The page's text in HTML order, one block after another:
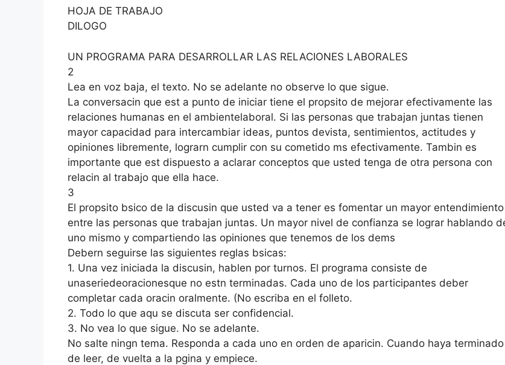
HOJA DE TRABAJO
DILOGO
UN PROGRAMA PARA DESARROLLAR LAS RELACIONES LABORALES
2
Lea en voz baja, el texto. No se adelante no observe lo que sigue.
La conversacin que est a punto de iniciar tiene el propsito de mejorar efectivamente las
relaciones humanas en el ambientelaboral. Si las personas que trabajan juntas tienen
mayor capacidad para intercambiar ideas, puntos devista, sentimientos, actitudes y
opiniones libremente, lograrn cumplir con su cometido ms efectivamente. Tambin es
importante que est dispuesto a aclarar conceptos que usted tenga de otra persona con
relacin al trabajo que ella hace.
3
El propsito bsico de la discusin que usted va a tener es fomentar un mayor entendimiento
entre las personas que trabajan juntas. Un mayor nivel de confianza se lograr hablando
uno mismo y compartiendo las opiniones que tenemos de los dems
Debern seguirse las siguientes reglas bsicas:
1. Una vez iniciada la discusin, hablen por turnos. El programa consiste de
unaseriedeoracionesque no estn terminadas. Cada uno de los participantes deber
completar cada oracin oralmente. (No escriba en el folleto.
2. Todo lo que aqu se discuta ser confidencial.
3. No vea lo que sigue. No se adelante.
No salte ningn tema. Responda a cada uno en orden de aparicin. Cuando haya terminado
de leer, de vuelta a la pgina y empiece.